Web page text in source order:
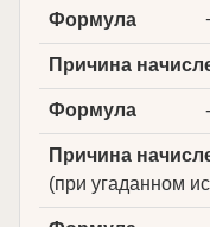
Формула
Причина
Формула
Причина
(при угаданном